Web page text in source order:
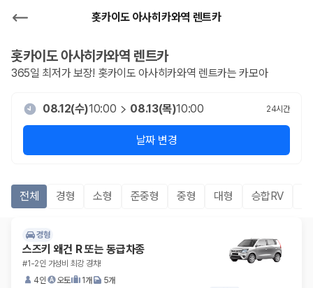
홋카이도 아사히카와역 렌트카
홋카이도 아사히카와역 렌트카
365일 최저가 보장! 홋카이도 아사히카와역 렌트카는 카모아
08.12(수)10:00 08.13(목)10:00 24시간
날짜 변경
전체 경형 소형 준중형 중형 대형 승합RV
경형
스즈키 왜건 R 또는 동급차종
#1-2인 가성비 최강 경차!
4인
오토 1개 5개